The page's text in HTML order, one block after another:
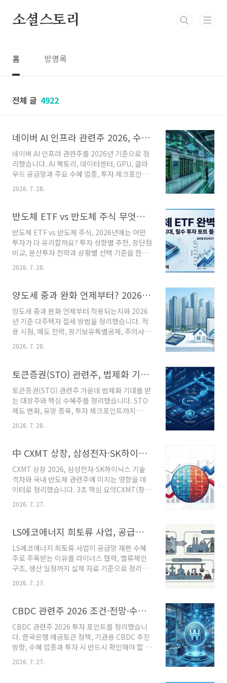
소셜스토리
홈 방명록
전체 글 4922
네이버 AI 인프라 관련주 2026, 수혜주 조건과 핵심 종목 정리
네이버 AI 인프라 관련주를 2026년 기준으로 정
리했습니다. AI 팩토리, 데이터센터, GPU, 클라
우드 공급망과 주요 수혜 업종, 투자 체크포인트
를 확인해 보세요. 3초 핵심 요약핵심 투자 포인
트 : 네이버의 AI 인프라 확대는 데이터센터
확산되는 구조다.가장 주목할 분야 : AI 데이터센
망이다.체크 포인트 : 단순 'AI' 테마보다 네이버
와 실제 사업 연관성이 있는 기업인지 확인하는
것이 중요하다. 네이버 AI 인프라 관련주가 다시
관심을 받는 이유는 단순한 생성형 AI 서비스 경
터 운영, 글로벌..
2026. 7. 28.
반도체 ETF vs 반도체 주식 무엇이 유리할까? 2026 투자 기준 비교
반도체 ETF vs 반도체 주식, 2026년에는 어떤
투자가 더 유리할까요? 투자 성향별 추천, 장단점
비교, 분산투자 전략과 상황별 선택 기준을 한눈
에 정리했습니다. 핵심 요약 투자 목적 더 적합한
선택 안정적인 장기 투자반도체 ETF높은 수익률
ETF부터 시작 AI 투자 확대 이후 반도체 산업은
년 들어서는 반도체 업종의 변동성이 커지면서
"ETF가 나을까, 아니면 삼성전자·SK하이닉스
같은 개별 종목이 나을까?"라는 고민도 함께 늘
었습니다. 최근 AI 관련 투자 심리가 흔들리며 반
금 규모에 따라 어떤 선..
2026. 7. 28.
양도세 중과 완화 언제부터? 2026년 다주택자 절세 방법과 적용 시점 정리
양도세 중과 완화 언제부터 적용되는지와 2026
년 기준 다주택자 절세 방법을 정리했습니다. 적
용 시점, 매도 전략, 장기보유특별공제, 주의사항
까지 한눈에 확인하세요. 3초 핵심 요약 항목 핵
심 내용 적용 시점2026년 현재 정부의 세제 개편
행일 확인이 필요대상다주택자, 일시적 2주택자,
주택 처분 예정자절세 포인트보유기간, 장기보유
특별공제 적용 여부, 증여·매도 시점 비교가 핵심
부동산을 팔려고 준비하는 다주택자라면 가장 먼
저 확인하는 것이 바로 양도세 중과 완화 언제부
터 적용되는지입니다. 몇 달 차이로 수천만 원의
다. 다주택자라면 먼저 확인해야 할 대..
2026. 7. 28.
토큰증권(STO) 관련주, 법제화 기대에 주목받는 대장주와 핵심 수혜주 분석
토큰증권(STO) 관련주 가운데 법제화 기대를 받
는 대장주와 핵심 수혜주를 정리했습니다. STO
제도 변화, 유망 종목, 투자 체크포인트까지
항목 핵심 내용 핵심 이슈2026년 토큰증권
혜STO 플랫폼·증권사·조각투자 인프라 기업투
자 포인트법 통과보다 실제 발행·유통 인프라 확
보 기업이 유리 토큰증권(STO) 관련주가 다시 시
장의 관심을 받고 있습니다. 과거에는 법안 발의
소식만으로 움직였다면, 최근에는 실제 제도 시
행과 인프라 구축 가능성이 투자 판단의 기준으
이 나오면서 STO 플랫폼을 구축한 기업들이..
2026. 7. 28.
中 CXMT 상장, 삼성전자·SK하이닉스에 미칠 영향과 국내 반도체 관련주 분석
CXMT 상장 2026, 삼성전자·SK하이닉스 기술
격차와 국내 반도체 관련주에 미치는 영향을 데
이터로 정리했습니다. 3초 핵심 요약CXMT(창신
촹반 상장 — 조달자금 약 12조 5천억 원(579억
가 대비 최대 500%대 급등, 시가총액 한때 중국
본토 1위(약 547조 원)기술력은 삼성전자·SK하
이닉스 대비 2~3년 뒤처진 상태, 단기 충격보다
중장기 경쟁 구도 변화가 핵심 변수 반도체 담당
기자들 사이에서도 이번 상장 소식은 예상보다
훨씬 뜨거웠다는 반응이 많았다. 공모가 8.66위
이 흥분이 딱 하..
2026. 7. 27.
LS에코에너지 희토류 사업, 공급망 재편 최대 수혜주로 주목받는 이유
LS에코에너지 희토류 사업이 공급망 재편 수혜
주로 주목받는 이유를 라이너스 협력, 밸류체인
구조, 생산 일정까지 실제 자료 기준으로 정리했
다. 3초 핵심 요약 항목 내용 신사업 핵심베트남
호치민 LSCV 부지에 희토류 금속공장 건립, 총투
원 규모 CB 상호 인수(2026.7.27), 3월 협력 후
2026년 말~2027년 초 초도 물량 생산기존 전력
케이블 사업만 하던 회사가 갑자기 희토류로 넘
어간다고 하니 의아할 수 있다. 실제로 최근 주가
흐름을 보면 케이블 실적만으로는 설명이 안 되
2026. 7. 27.
CBDC 관련주 2026 조건·전망·수혜주 정리, 투자 전 확인해야 할 핵심 포인트
CBDC 관련주 2026 투자 포인트를 정리했습니
다. 한국은행 예금토큰 정책, 기관용 CBDC 추진
방향, 수혜 업종과 투자 시 반드시 확인해야 할 체
크포인트를 한눈에 확인하세요. 3초 핵심 요약
2026년 CBDC 관련주는 디지털 결제·보안·블
2026. 7. 27.